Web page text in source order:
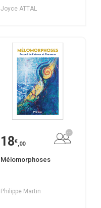
oeuvre
Joyce ATTAL
18€,00
Mélomorphoses
Philippe Martin